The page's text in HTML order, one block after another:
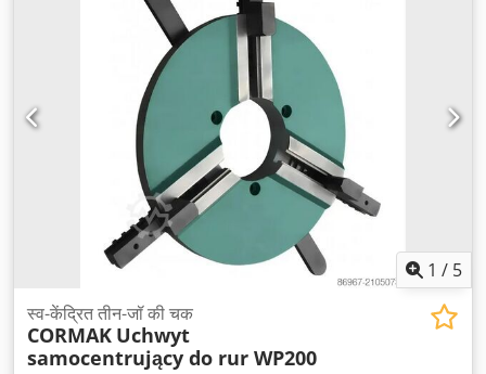
1 / 5
स्व-केंद्रित तीन-जॉ की चक
CORMAK Uchwyt
samocentrujący do rur WP200